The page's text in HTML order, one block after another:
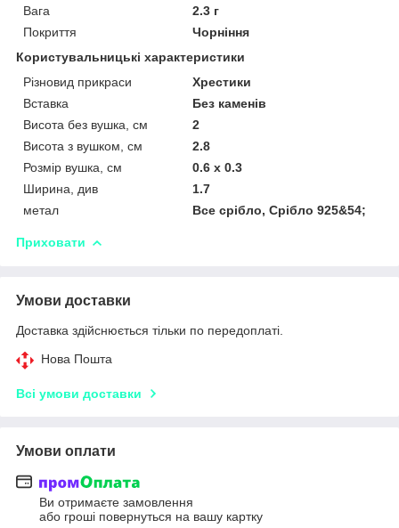
Вага
2.3 г
Покриття
Чорніння
Користувальницькі характеристики
Різновид прикраси
Хрестики
Вставка
Без каменів
Висота без вушка, см
2
Висота з вушком, см
2.8
Розмір вушка, см
0.6 х 0.3
Ширина, див
1.7
метал
Все срібло, Срібло 925&54;
Приховати
Умови доставки
Доставка здійснюється тільки по передоплаті.
Нова Пошта
Всі умови доставки
Умови оплати
Ви отримаєте замовлення
або гроші повернуться на вашу картку